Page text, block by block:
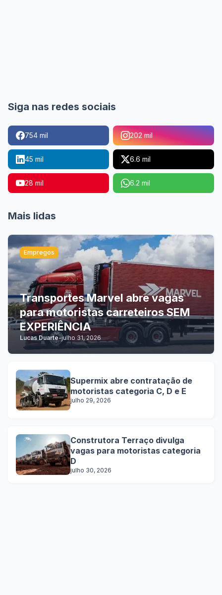
Siga nas redes sociais
754 mil 202 mil
45 mil 6.6 mil
28 mil 6.2 mil
Mais lidas
Empregos
Transportes Marvel abre vagas
para motoristas carreteiros SEM
EXPERIÊNCIA
Lucas Duarte-julho 31, 2026
Supermix abre contratação de
motoristas categoria C, D e E
julho 29, 2026
Construtora Terraço divulga
vagas para motoristas categoria
D
julho 30, 2026